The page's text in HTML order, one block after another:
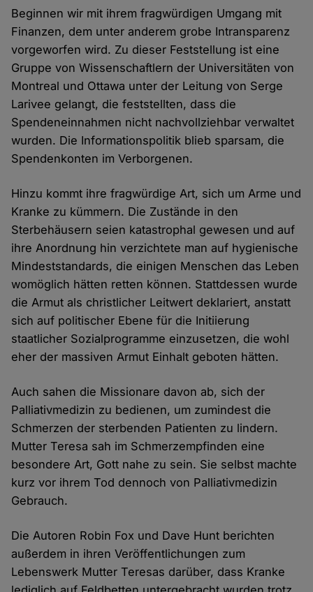
Beginnen wir mit ihrem fragwürdigen Umgang mit
Finanzen, dem unter anderem grobe Intransparenz
vorgeworfen wird. Zu dieser Feststellung ist eine
Gruppe von Wissenschaftlern der Universitäten von
Montreal und Ottawa unter der Leitung von Serge
Larivee gelangt, die feststellten, dass die
Spendeneinnahmen nicht nachvollziehbar verwaltet
wurden. Die Informationspolitik blieb sparsam, die
Spendenkonten im Verborgenen.
Hinzu kommt ihre fragwürdige Art, sich um Arme und
Kranke zu kümmern. Die Zustände in den
Sterbehäusern seien katastrophal gewesen und auf
ihre Anordnung hin verzichtete man auf hygienische
Mindeststandards, die einigen Menschen das Leben
womöglich hätten retten können. Stattdessen wurde
die Armut als christlicher Leitwert deklariert, anstatt
sich auf politischer Ebene für die Initiierung
staatlicher Sozialprogramme einzusetzen, die wohl
eher der massiven Armut Einhalt geboten hätten.
Auch sahen die Missionare davon ab, sich der
Palliativmedizin zu bedienen, um zumindest die
Schmerzen der sterbenden Patienten zu lindern.
Mutter Teresa sah im Schmerzempfinden eine
besondere Art, Gott nahe zu sein. Sie selbst machte
kurz vor ihrem Tod dennoch von Palliativmedizin
Gebrauch.
Die Autoren Robin Fox und Dave Hunt berichten
außerdem in ihren Veröffentlichungen zum
Lebenswerk Mutter Teresas darüber, dass Kranke